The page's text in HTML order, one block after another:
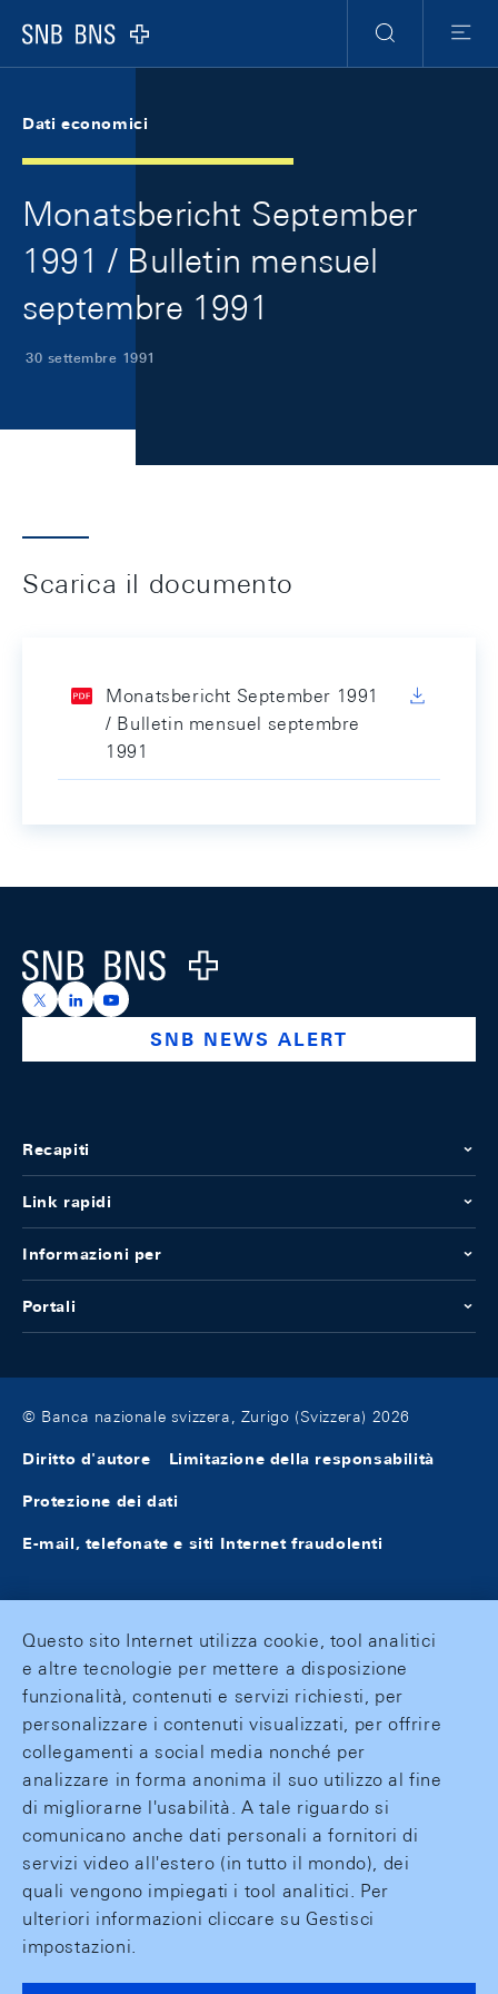
Logo
Ricerca
Menu
Dati economici
Monatsbericht September
1991 / Bulletin mensuel
septembre 1991
30 settembre 1991
Scarica il documento
Monatsbericht September 1991
/ Bulletin mensuel septembre
1991
Logo
https://x.com/snb_bns
https://ch.linkedin.com/company/swiss-national-
https://www.youtube.com/@swissnationalbank
SNB NEWS ALERT
Recapiti
Link rapidi
Informazioni per
Portali
© Banca nazionale svizzera, Zurigo (Svizzera) 2026
Diritto d'autore Limitazione della responsabilità
Protezione dei dati
E-mail, telefonate e siti Internet fraudolenti
Questo sito Internet utilizza cookie, tool analitici
e altre tecnologie per mettere a disposizione
funzionalità, contenuti e servizi richiesti, per
personalizzare i contenuti visualizzati, per offrire
collegamenti a social media nonché per
analizzare in forma anonima il suo utilizzo al fine
di migliorarne l'usabilità. A tale riguardo si
comunicano anche dati personali a fornitori di
servizi video all'estero (in tutto il mondo), dei
quali vengono impiegati i tool analitici. Per
ulteriori informazioni cliccare su Gestisci
impostazioni.